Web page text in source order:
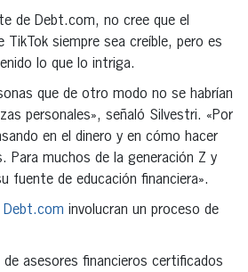
de Debt.com, no cree que el
TikTok siempre sea creíble, pero es
lo que lo intriga.
que de otro modo no se habrían
personales», señaló Silvestri. «Por
en el dinero y en cómo hacer
Para muchos de la generación Z y
fuente de educación financiera».
Debt.com involucran un proceso de
de asesores financieros certificados